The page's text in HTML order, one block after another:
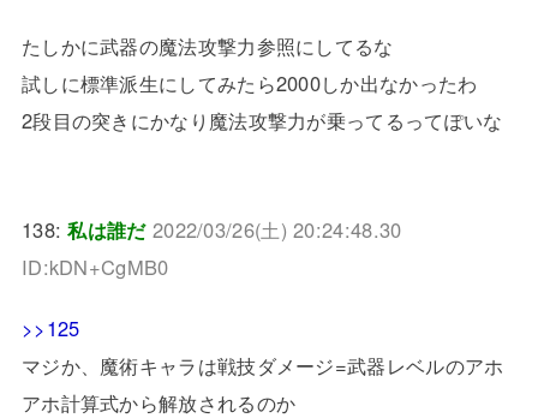
たしかに武器の魔法攻撃力参照にしてるな
試しに標準派生にしてみたら2000しか出なかったわ
2段目の突きにかなり魔法攻撃力が乗ってるってぽいな
138:私は誰だ 2022/03/26(土) 20:24:48.30
ID:kDN+CgMB0
>>125
マジか、魔術キャラは戦技ダメージ=武器レベルのアホ
アホ計算式から解放されるのか